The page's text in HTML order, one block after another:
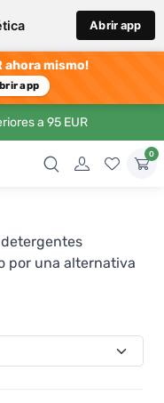
Abrir app
ahora mismo!
app
a 95 EUR
0
por una alternativa
tienen la piel
le gusta ser
diferente? Si ha